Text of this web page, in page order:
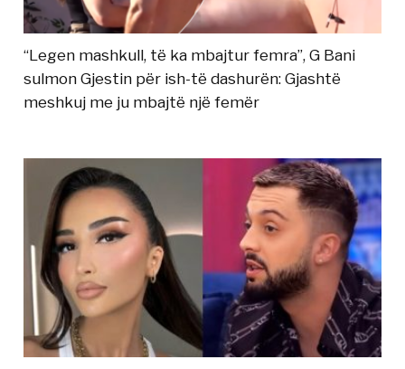
“Legen mashkull, të ka mbajtur femra”, G Bani
sulmon Gjestin për ish-të dashurën: Gjashtë
meshkuj me ju mbajtë një femër